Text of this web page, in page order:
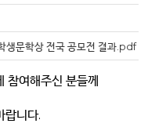
생문학상 전국 공모전 결과.pdf
참여해주신 분들께
랍니다.